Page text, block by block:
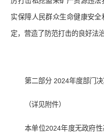
实保障人民群众生命健康安
定，营造了防范打击的良好法
第二部分 2024年度部门
（详见附件）
本单位2024年度无政府